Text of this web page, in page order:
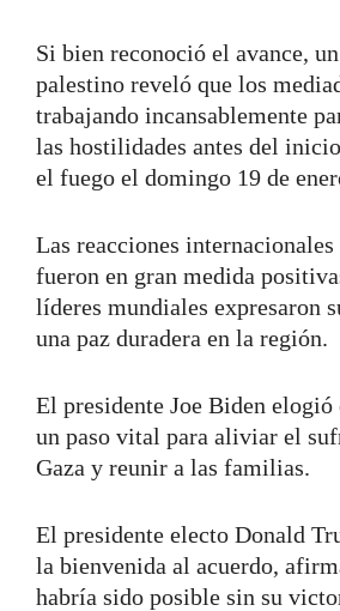
Si bien reconoció el avance,
palestino reveló que los
trabajando incansablemente
las hostilidades antes del
el fuego el domingo 19 de
Las reacciones
fueron en gran medida
líderes mundiales expresaron
una paz duradera en la región.
El presidente Joe Biden elogió
un paso vital para aliviar el
Gaza y reunir a las familias.
El presidente electo Donald
la bienvenida al acuerdo,
habría sido posible sin su